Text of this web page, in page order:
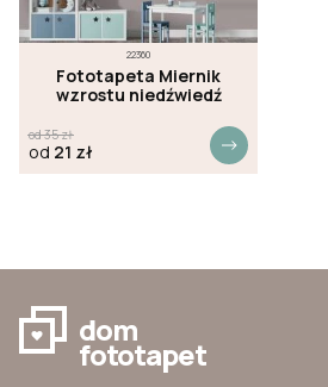
22360
Fototapeta Miernik
wzrostu niedźwiedź
od35zł
od 21 zł
dom
fototapet